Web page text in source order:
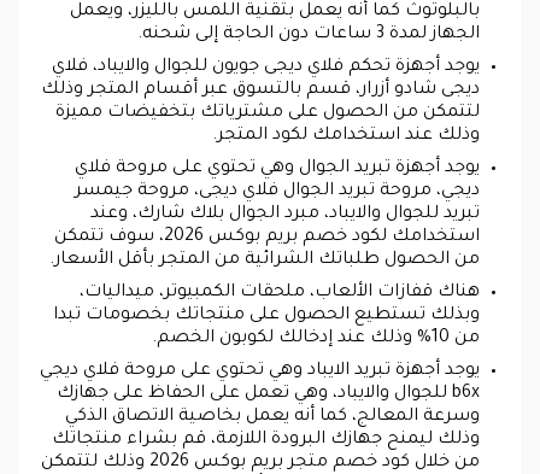
بالبلوتوث كما أنه يعمل بتقنية اللمس بالليزر، ويعمل
الجهاز لمدة 3 ساعات دون الحاجة إلى شحنه.
يوجد أجهزة تحكم فلاي ديجى جويون للجوال والايباد، فلاي
ديجى شادو أزرار، قسم بالتسوق عبر أقسام المتجر وذلك
لتتمكن من الحصول على مشترياتك بتخفيضات مميزة
وذلك عند استخدامك لكود المتجر.
يوجد أجهزة تبريد الجوال وهي تحتوي على مروحة فلاي
ديجي، مروحة تبريد الجوال فلاي ديجى، مروحة جيمسر
تبريد للجوال والايباد، مبرد الجوال بلاك شارك، وعند
استخدامك لكود خصم بريم بوكس 2026، سوف تتمكن
من الحصول طلباتك الشرائية من المتجر بأقل الأسعار.
هناك قفازات الألعاب، ملحقات الكمبيوتر، ميداليات،
وبذلك تستطيع الحصول على منتجاتك بخصومات تبدا
من 10% وذلك عند إدخالك لكوبون الخصم.
يوجد أجهزة تبريد الايباد وهي تحتوي على مروحة فلاي ديجي
b6x للجوال والايباد، وهي تعمل على الحفاظ على جهازك
وسرعة المعالج، كما أنه يعمل بخاصية الاتصاق الذكي
وذلك ليمنح جهازك البرودة اللازمة، قم بشراء منتجاتك
من خلال كود خصم متجر بريم بوكس 2026 وذلك لتتمكن